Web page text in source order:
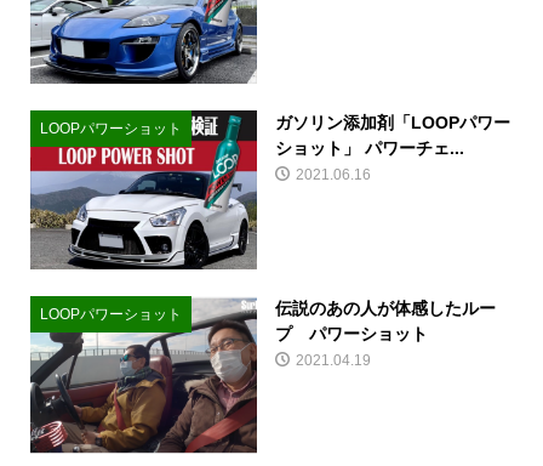
LOOPパワーショット
ガソリン添加剤「LOOPパワー
ショット」 パワーチェ...
2021.06.16
LOOPパワーショット
伝説のあの人が体感したルー
プ パワーショット
2021.04.19